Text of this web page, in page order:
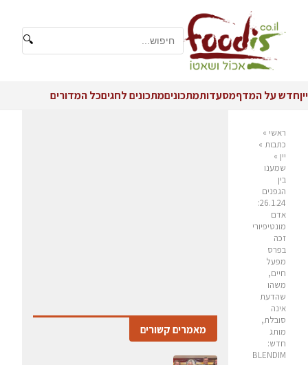
🔍
ייןחדש על המדףמסעדותמתכוניםמתכונים לחגיםכל המדורים
ראשי »
כתבות »
יין »
שמענו
בין
הגפנים
26.1.24:
אדם
מונטיפיורי
זכה
בפרס
מפעל
חיים,
משהו
שהדעת
אינה
סובלת,
מותג
חדש:
BLENDIM
מאמרים קשורים